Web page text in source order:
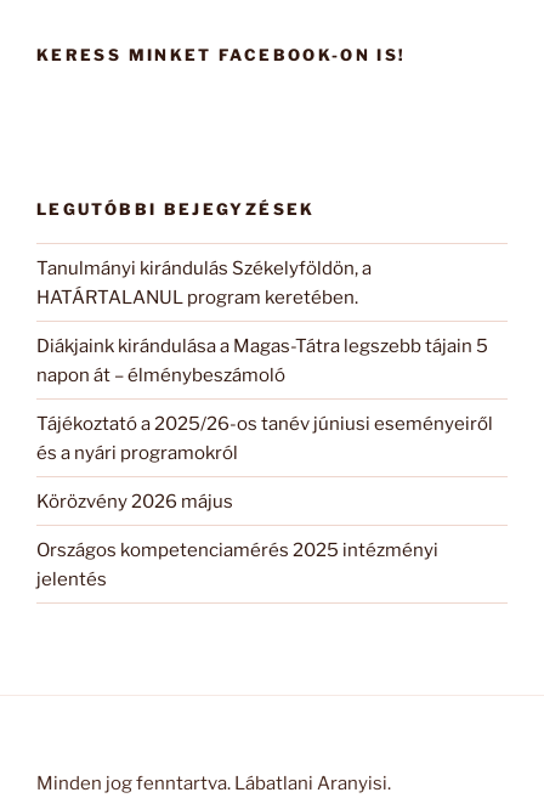
KERESS MINKET FACEBOOK-ON IS!
LEGUTÓBBI BEJEGYZÉSEK
Tanulmányi kirándulás Székelyföldön, a
HATÁRTALANUL program keretében.
Diákjaink kirándulása a Magas-Tátra legszebb tájain 5
napon át – élménybeszámoló
Tájékoztató a 2025/26-os tanév júniusi eseményeiről
és a nyári programokról
Körözvény 2026 május
Országos kompetenciamérés 2025 intézményi
jelentés
Minden jog fenntartva. Lábatlani Aranyisi.